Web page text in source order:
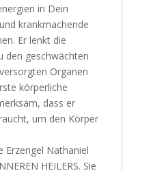
in Dein
krankmachende
Er lenkt die
den geschwächten
Organen
körperliche
dass er
um den Körper
Erzengel Nathaniel
HEILERS. Sie